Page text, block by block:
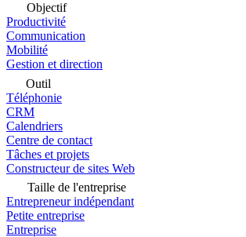
Objectif
Productivité
Communication
Mobilité
Gestion et direction
Outil
Téléphonie
CRM
Calendriers
Centre de contact
Tâches et projets
Constructeur de sites Web
Taille de l'entreprise
Entrepreneur indépendant
Petite entreprise
Entreprise